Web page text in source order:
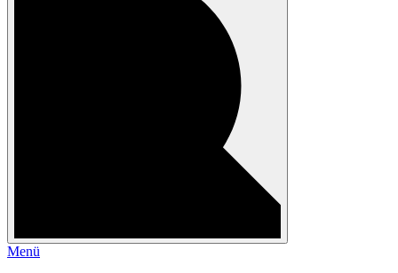
Menü